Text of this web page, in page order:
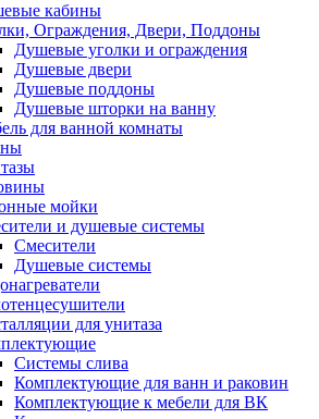
кабины
Ограждения, Двери, Поддоны
Душевые уголки и ограждения
Душевые двери
Душевые поддоны
Душевые шторки на ванну
для ванной комнаты
мойки
и душевые системы
Смесители
Душевые системы
для унитаза
Системы слива
Комплектующие для ванн и раковин
Комплектующие к мебели для ВК